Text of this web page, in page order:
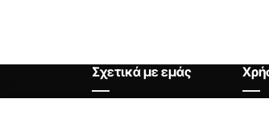
Σχετικά με εμάς